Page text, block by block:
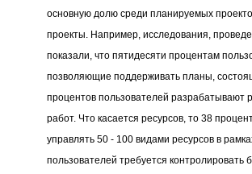
основную долю среди планируемых
проекты. Например, исследования,
показали, что пятидесяти процентам
позволяющие поддерживать планы,
процентов пользователей
работ. Что касается ресурсов, то 38
управлять 50 - 100 видами ресурсов в
пользователей требуется контролировать